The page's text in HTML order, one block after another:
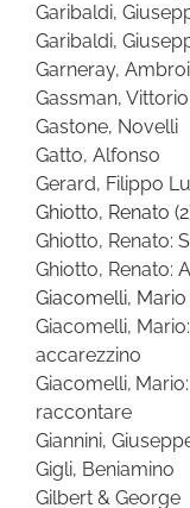
Garibaldi,
Garibaldi,
Garneray,
Gassman, Vittorio
Gastone, Novelli
Gatto, Alfonso
Gerard, Filippo
Ghiotto, Renato
Ghiotto, Renato:
Ghiotto, Renato:
Giacomelli, Mario
Giacomelli,
accarezzino
Giacomelli,
raccontare
Giannini,
Gigli, Beniamino
Gilbert & George